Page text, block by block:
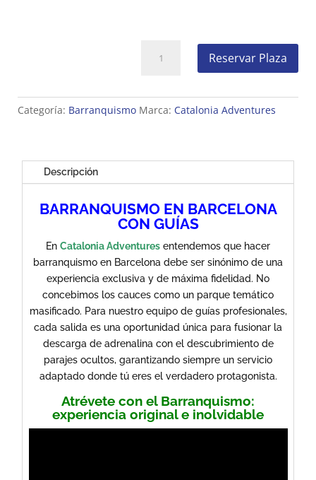
Barranquismo
Barcelona
Descenso
de
Guías
Reservar Plaza
Categoría: Barranquismo Marca: Catalonia Adventures
Descripción
BARRANQUISMO EN BARCELONA
CON GUÍAS
En Catalonia Adventures entendemos que hacer
barranquismo en Barcelona debe ser sinónimo de una
experiencia exclusiva y de máxima fidelidad. No
concebimos los cauces como un parque temático
masificado. Para nuestro equipo de guías profesionales,
cada salida es una oportunidad única para fusionar la
descarga de adrenalina con el descubrimiento de
parajes ocultos, garantizando siempre un servicio
adaptado donde tú eres el verdadero protagonista.
Atrévete con el Barranquismo:
experiencia original e inolvidable